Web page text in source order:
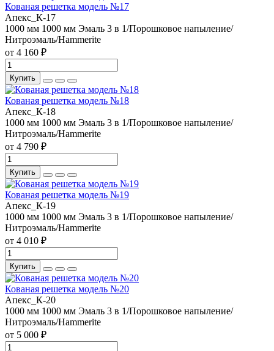
Кованая решетка модель №17
Апекс_К-17
1000 мм 1000 мм Эмаль 3 в 1/Порошковое напыление/
Нитроэмаль/Hammerite
от 4 160 ₽
Купить
Кованая решетка модель №18
Апекс_К-18
1000 мм 1000 мм Эмаль 3 в 1/Порошковое напыление/
Нитроэмаль/Hammerite
от 4 790 ₽
Купить
Кованая решетка модель №19
Апекс_К-19
1000 мм 1000 мм Эмаль 3 в 1/Порошковое напыление/
Нитроэмаль/Hammerite
от 4 010 ₽
Купить
Кованая решетка модель №20
Апекс_К-20
1000 мм 1000 мм Эмаль 3 в 1/Порошковое напыление/
Нитроэмаль/Hammerite
от 5 000 ₽